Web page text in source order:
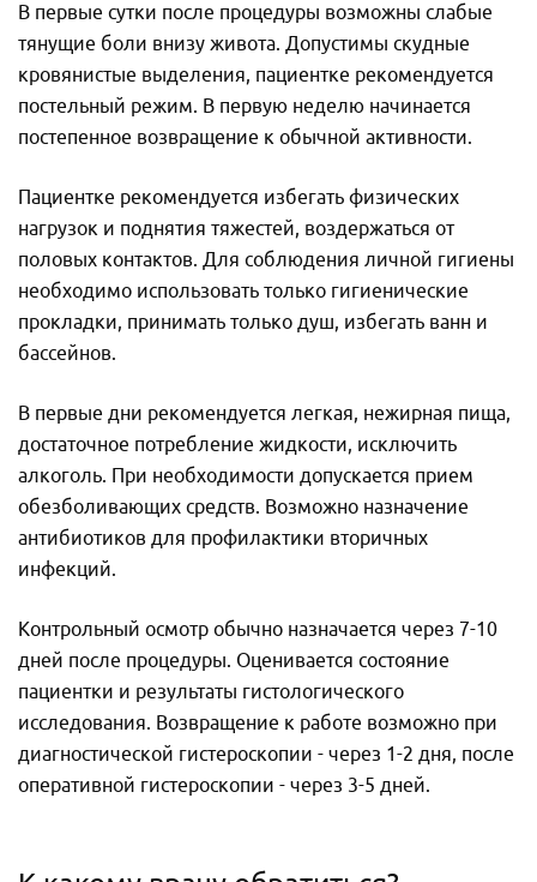
В первые сутки после процедуры возможны слабые
тянущие боли внизу живота. Допустимы скудные
кровянистые выделения, пациентке рекомендуется
постельный режим. В первую неделю начинается
постепенное возвращение к обычной активности.
Пациентке рекомендуется избегать физических
нагрузок и поднятия тяжестей, воздержаться от
половых контактов. Для соблюдения личной гигиены
необходимо использовать только гигиенические
прокладки, принимать только душ, избегать ванн и
бассейнов.
В первые дни рекомендуется легкая, нежирная пища,
достаточное потребление жидкости, исключить
алкоголь. При необходимости допускается прием
обезболивающих средств. Возможно назначение
антибиотиков для профилактики вторичных
инфекций.
Контрольный осмотр обычно назначается через 7-10
дней после процедуры. Оценивается состояние
пациентки и результаты гистологического
исследования. Возвращение к работе возможно при
диагностической гистероскопии - через 1-2 дня, после
оперативной гистероскопии - через 3-5 дней.